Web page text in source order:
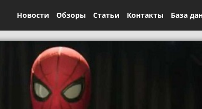
Новости Обзоры Статьи Контакты База